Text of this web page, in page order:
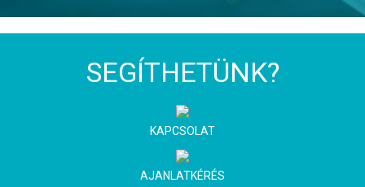
SEGÍTHETÜNK?
KAPCSOLAT
AJANLATKÉRÉS